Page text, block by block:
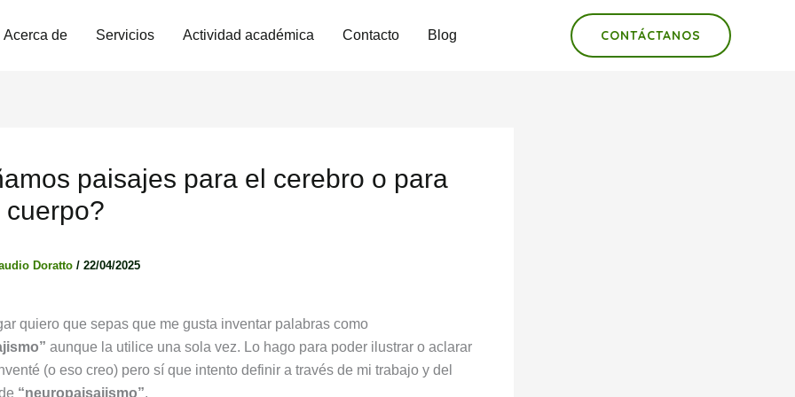
Acerca de Servicios Actividad académica Contacto Blog CONTÁCTANOS
paisajes para el cerebro o para
Doratto / 22/04/2025
quiero que sepas que me gusta inventar palabras como
aunque la utilice una sola vez. Lo hago para poder ilustrar o aclarar
(o eso creo) pero sí que intento definir a través de mi trabajo y del
“neuropaisajismo”.